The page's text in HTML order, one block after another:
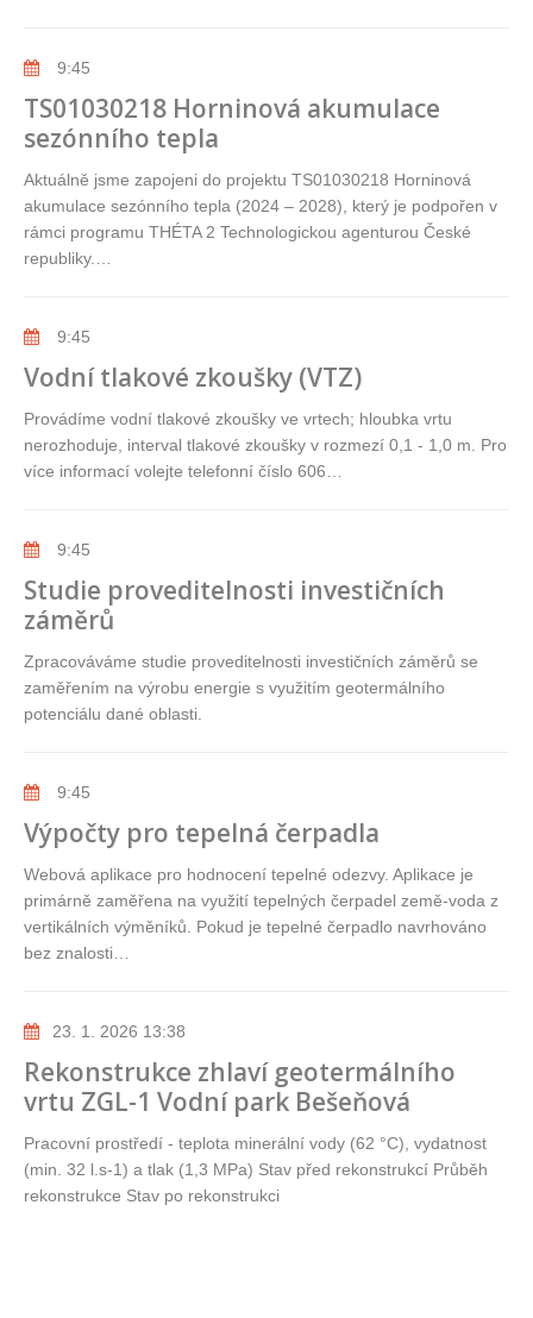
9:45
TS01030218 Horninová akumulace
sezónního tepla
Aktuálně jsme zapojeni do projektu TS01030218 Horninová
akumulace sezónního tepla (2024 – 2028), který je podpořen v
rámci programu THÉTA 2 Technologickou agenturou České
republiky.…
9:45
Vodní tlakové zkoušky (VTZ)
Provádíme vodní tlakové zkoušky ve vrtech; hloubka vrtu
nerozhoduje, interval tlakové zkoušky v rozmezí 0,1 - 1,0 m. Pro
více informací volejte telefonní číslo 606…
9:45
Studie proveditelnosti investičních
záměrů
Zpracováváme studie proveditelnosti investičních záměrů se
zaměřením na výrobu energie s využitím geotermálního
potenciálu dané oblasti.
9:45
Výpočty pro tepelná čerpadla
Webová aplikace pro hodnocení tepelné odezvy. Aplikace je
primárně zaměřena na využití tepelných čerpadel země-voda z
vertikálních výměníků. Pokud je tepelné čerpadlo navrhováno
bez znalosti…
23. 1. 2026 13:38
Rekonstrukce zhlaví geotermálního
vrtu ZGL-1 Vodní park Bešeňová
Pracovní prostředí - teplota minerální vody (62 °C), vydatnost
(min. 32 l.s-1) a tlak (1,3 MPa) Stav před rekonstrukcí Průběh
rekonstrukce Stav po rekonstrukci